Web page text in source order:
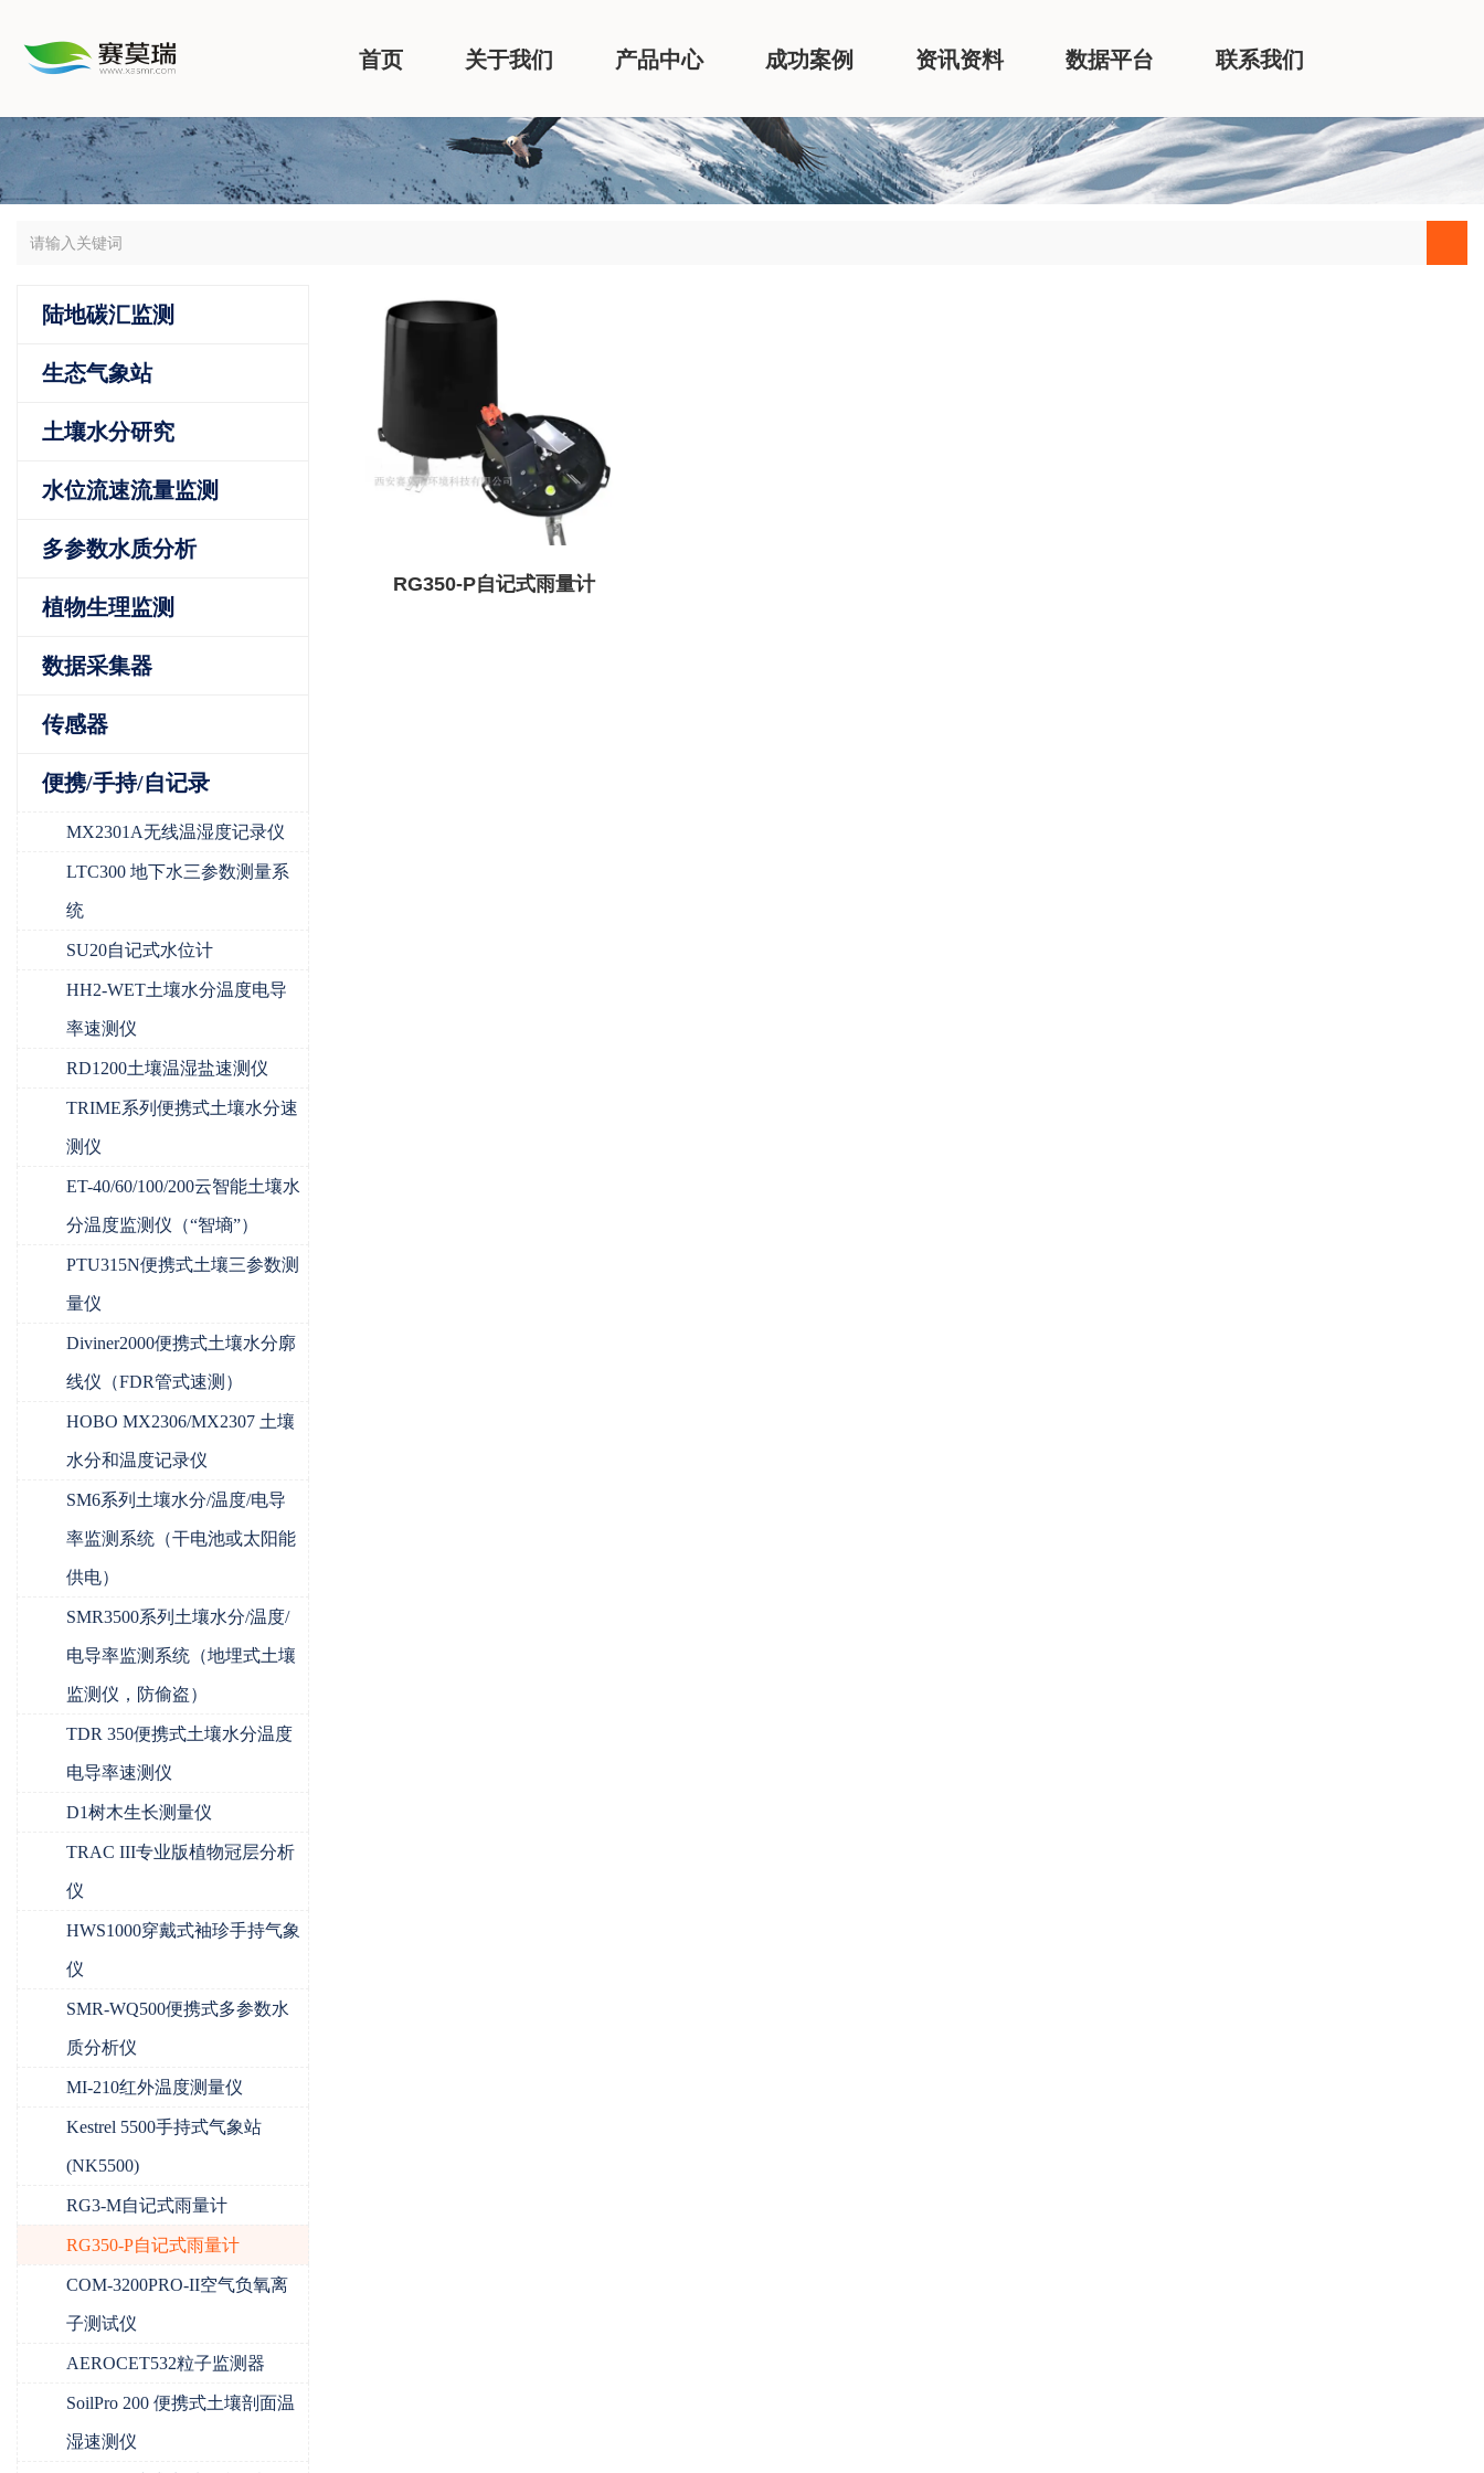
首页 关于我们 产品中心 成功案例 资讯资料 数据平台 联系我们
陆地碳汇监测
生态气象站
土壤水分研究
水位流速流量监测
多参数水质分析
植物生理监测
数据采集器
传感器
便携/手持/自记录
MX2301A无线温湿度记录仪
LTC300 地下水三参数测量系
统
SU20自记式水位计
HH2-WET土壤水分温度电导
率速测仪
RD1200土壤温湿盐速测仪
TRIME系列便携式土壤水分速
测仪
ET-40/60/100/200云智能土壤水
分温度监测仪（“智墒”）
PTU315N便携式土壤三参数测
量仪
Diviner2000便携式土壤水分廓
线仪（FDR管式速测）
HOBO MX2306/MX2307 土壤
水分和温度记录仪
SM6系列土壤水分/温度/电导
率监测系统（干电池或太阳能
供电）
SMR3500系列土壤水分/温度/
电导率监测系统（地埋式土壤
监测仪，防偷盗）
TDR 350便携式土壤水分温度
电导率速测仪
D1树木生长测量仪
TRAC III专业版植物冠层分析
仪
HWS1000穿戴式袖珍手持气象
仪
SMR-WQ500便携式多参数水
质分析仪
MI-210红外温度测量仪
Kestrel 5500手持式气象站
(NK5500)
RG3-M自记式雨量计
RG350-P自记式雨量计
COM-3200PRO-II空气负氧离
子测试仪
AEROCET532粒子监测器
SoilPro 200 便携式土壤剖面温
湿速测仪
RG350-P自记式雨量计